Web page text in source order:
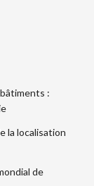
:
la localisation
de